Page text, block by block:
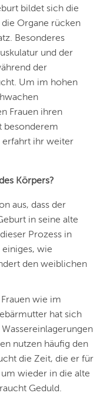
bildet sich die
Organe rücken
Besonderes
und der
der
Um im hohen
Frauen ihren
besonderem
erfahrt ihr weiter
Körpers?
aus, dass der
in seine alte
Prozess in
wie
den weiblichen
wie im
hat sich
nutzen häufig den
die Zeit, die er für
wieder in die alte
Geduld.